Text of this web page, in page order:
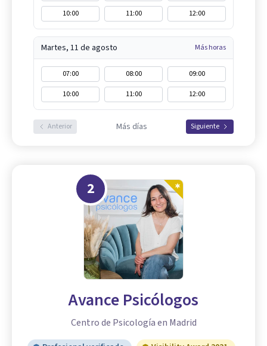
10:00
11:00 12:00
Martes, 11 de agosto Más horas
07:00 08:00
09:00
10:00
11:00 12:00
Anterior Más días Siguiente
2
Avance Psicólogos
Centro de Psicología en Madrid